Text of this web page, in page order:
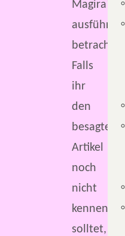
Magira“
ausführlich
betrachtet.
Falls
ihr
den
besagten
Artikel
noch
nicht
kennen
solltet,